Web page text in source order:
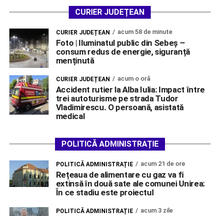
CURIER JUDEȚEAN
CURIER JUDEȚEAN acum 58 de minute
Foto | Iluminatul public din Sebeș –
consum redus de energie, siguranță
menținută
CURIER JUDEȚEAN acum o oră
Accident rutier la Alba Iulia: Impact între
trei autoturisme pe strada Tudor
Vladimirescu. O persoană, asistată
medical
POLITICĂ ADMINISTRAȚIE
POLITICĂ ADMINISTRAȚIE acum 21 de ore
Rețeaua de alimentare cu gaz va fi
extinsă în două sate ale comunei Unirea:
În ce stadiu este proiectul
POLITICĂ ADMINISTRAȚIE acum 3 zile